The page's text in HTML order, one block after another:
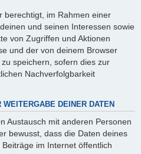
berechtigt, im Rahmen einer
und seinen Interessen sowie
von Zugriffen und Aktionen
und der von deinem Browser
speichern, sofern dies zur
Nachverfolgbarkeit
DEINER DATEN
Austausch mit anderen Personen
bewusst, dass die Daten deines
im Internet öffentlich